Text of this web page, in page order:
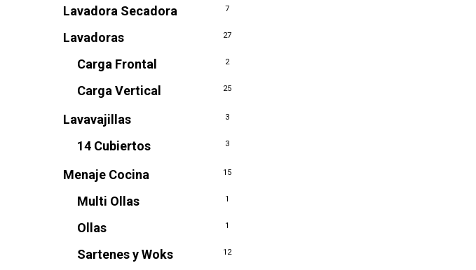
Lavadora Secadora 7
Lavadoras 27
Carga Frontal 2
Carga Vertical 25
Lavavajillas 3
14 Cubiertos 3
Menaje Cocina 15
Multi Ollas 1
Ollas 1
Sartenes y Woks 12